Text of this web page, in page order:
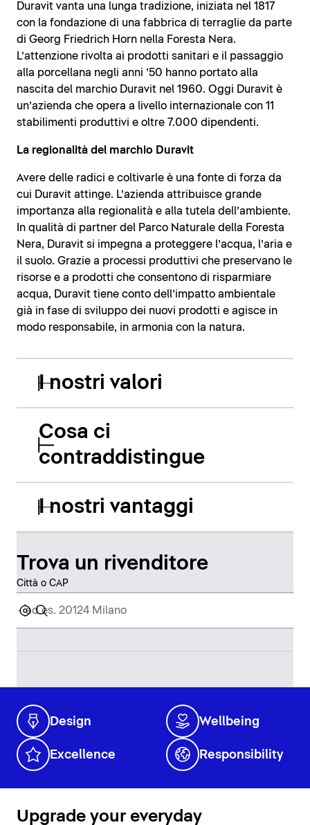
Duravit vanta una lunga tradizione, iniziata nel 1817
con la fondazione di una fabbrica di terraglie da parte
di Georg Friedrich Horn nella Foresta Nera.
L’attenzione rivolta ai prodotti sanitari e il passaggio
alla porcellana negli anni ’50 hanno portato alla
nascita del marchio Duravit nel 1960. Oggi Duravit è
un’azienda che opera a livello internazionale con 11
stabilimenti produttivi e oltre 7.000 dipendenti.
La regionalità del marchio Duravit
Avere delle radici e coltivarle è una fonte di forza da
cui Duravit attinge. L’azienda attribuisce grande
importanza alla regionalità e alla tutela dell’ambiente.
In qualità di partner del Parco Naturale della Foresta
Nera, Duravit si impegna a proteggere l’acqua, l’aria e
il suolo. Grazie a processi produttivi che preservano le
risorse e a prodotti che consentono di risparmiare
acqua, Duravit tiene conto dell’impatto ambientale
già in fase di sviluppo dei nuovi prodotti e agisce in
modo responsabile, in armonia con la natura.
I nostri valori
Cosa ci
contraddistingue
I nostri vantaggi
Trova un rivenditore
Città o CAP
Design Wellbeing
Excellence Responsibility
Upgrade your everyday